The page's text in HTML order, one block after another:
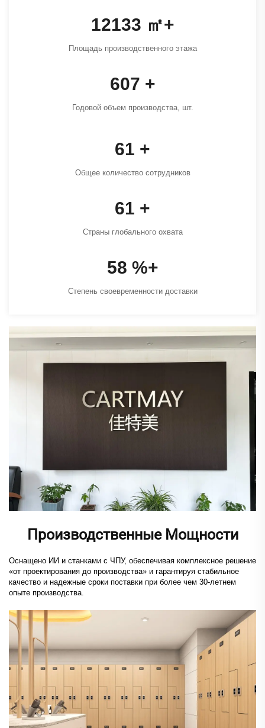
16400 ㎡+
Площадь производственного этажа
820 +
Годовой объем производства, шт.
82 +
Общее количество сотрудников
82 +
Страны глобального охвата
78 %+
Степень своевременности доставки
Производственные Мощности
Оснащено ИИ и станками с ЧПУ, обеспечивая комплексное решение
«от проектирования до производства» и гарантируя стабильное
качество и надежные сроки поставки при более чем 30-летнем
опыте производства.